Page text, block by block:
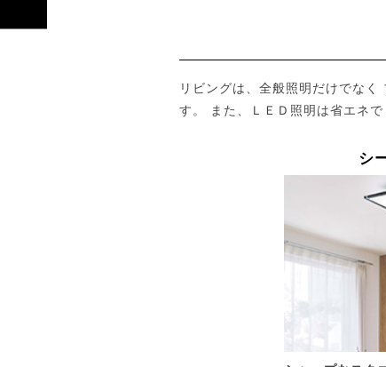
リビングは、全般照明だけでな
す。 また、ＬＥＤ照明は省エネ
シ